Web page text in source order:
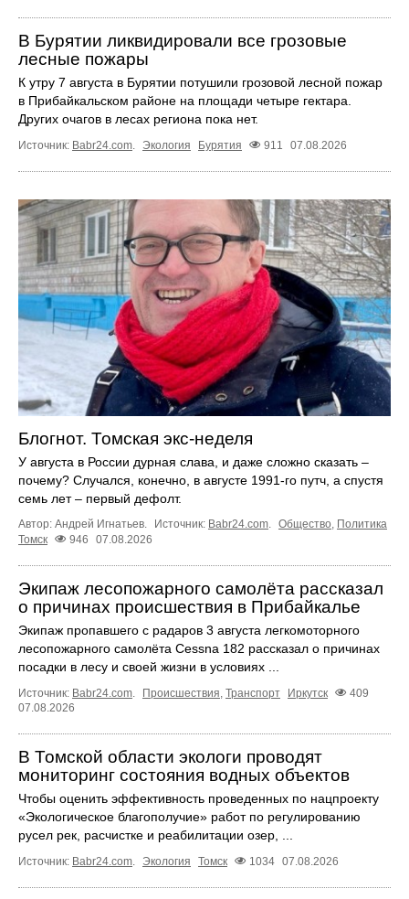
В Бурятии ликвидировали все грозовые
лесные пожары
К утру 7 августа в Бурятии потушили грозовой лесной пожар
в Прибайкальском районе на площади четыре гектара.
Других очагов в лесах региона пока нет.
Источник: Babr24.com. Экология Бурятия 911 07.08.2026
Блогнот. Томская экс-неделя
У августа в России дурная слава, и даже сложно сказать –
почему? Случался, конечно, в августе 1991-го путч, а спустя
семь лет – первый дефолт.
Автор: Андрей Игнатьев. Источник: Babr24.com Общество Политика
Томск
946 07.08.2026
Экипаж лесопожарного самолёта рассказал
о причинах происшествия в Прибайкалье
Экипаж пропавшего с радаров 3 августа легкомоторного
лесопожарного самолёта Cessna 182 рассказал о причинах
посадки в лесу и своей жизни в условиях ...
Источник: Babr24.com Происшествия Транспорт Иркутск
409
07.08.2026
В Томской области экологи проводят
мониторинг состояния водных объектов
Чтобы оценить эффективность проведенных по нацпроекту
«Экологическое благополучие» работ по регулированию
русел рек, расчистке и реабилитации озер, ...
Источник: Babr24.com. Экология Томск 1034 07.08.2026